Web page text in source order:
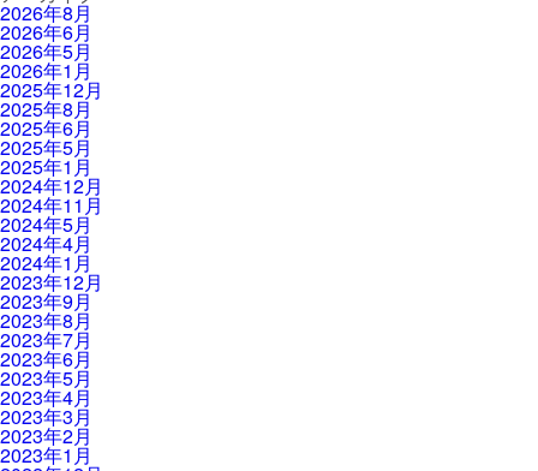
2026年8月
2026年6月
2026年5月
2026年1月
2025年12月
2025年8月
2025年6月
2025年5月
2025年1月
2024年12月
2024年11月
2024年5月
2024年4月
2024年1月
2023年12月
2023年9月
2023年8月
2023年7月
2023年6月
2023年5月
2023年4月
2023年3月
2023年2月
2023年1月